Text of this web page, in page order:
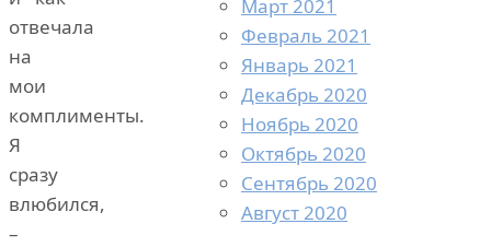
отвечала
на
мои
комплименты.
Я
сразу
влюбился,
–
Март 2021
Февраль 2021
Январь 2021
Декабрь 2020
Ноябрь 2020
Октябрь 2020
Сентябрь 2020
Август 2020